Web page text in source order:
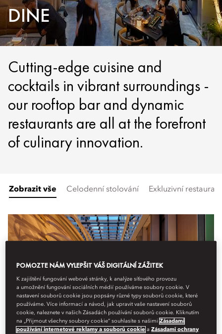
DINE
Cutting-edge cuisine and
cocktails in vibrant surroundings -
our rooftop bar and dynamic
restaurants are all at the forefront
of culinary innovation.
Zobrazit vše Celodenní stolování Exkluzivní
POMOZTE NÁM VYLEPŠIT VÁŠ DIGITÁLNÍ ZÁŽITEK
K zajištění fungování webové stránky, k analýze síťového provozu
a umožnění fungování sociálních médií používáme soubory cookie. V
nastavení souborů cookie jsou popsány různé typy souborů cookie, které
používáme. Více informací a návod, jak upravit vaše nastavení souborů
cookie, naleznete v našich Zásadách používání souborů cookie. Kliknutím
na „Přijmout všechny soubory cookie“ souhlasíte s našimiZásadami
používání internetové reklamy a souborů cookie aZásadami ochrany